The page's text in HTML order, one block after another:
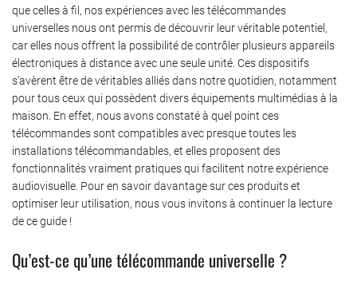
que celles à fil, nos expériences avec les télécommandes
universelles nous ont permis de découvrir leur véritable potentiel,
car elles nous offrent la possibilité de contrôler plusieurs appareils
électroniques à distance avec une seule unité. Ces dispositifs
s’avèrent être de véritables alliés dans notre quotidien, notamment
pour tous ceux qui possèdent divers équipements multimédias à la
maison. En effet, nous avons constaté à quel point ces
télécommandes sont compatibles avec presque toutes les
installations télécommandables, et elles proposent des
fonctionnalités vraiment pratiques qui facilitent notre expérience
audiovisuelle. Pour en savoir davantage sur ces produits et
optimiser leur utilisation, nous vous invitons à continuer la lecture
de ce guide !
Qu’est-ce qu’une télécommande universelle ?